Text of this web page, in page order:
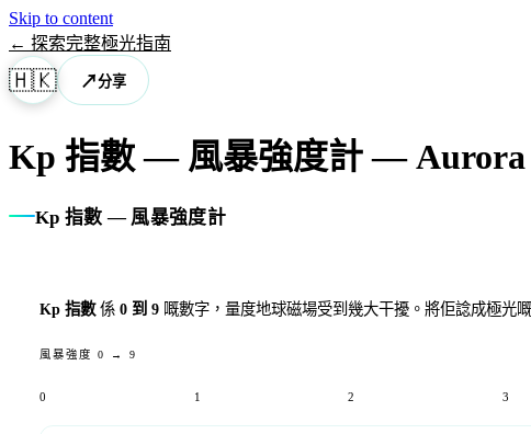
Skip to content
← 探索完整極光指南
🇭🇰 ↗分享
Kp 指數 — 風暴強度計— Aurora
Kp 指數 — 風暴強度計
Kp 指數係 0 到 9 嘅數字，量度地球磁場受到幾大干擾。將佢諗成極光
風暴強度 0 → 9
0 1 2 3